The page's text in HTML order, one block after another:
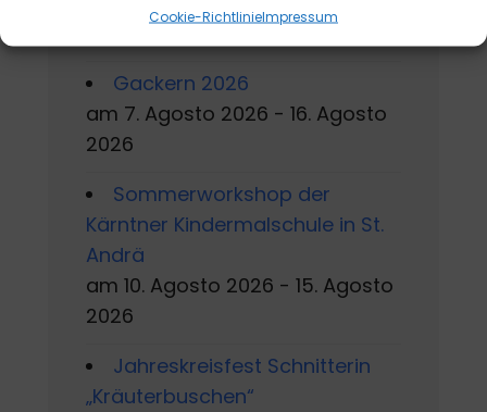
Cookie-RichtlinieImpressum
Gackern 2026
am 7. Agosto 2026 - 16. Agosto
2026
Sommerworkshop der
Kärntner Kindermalschule in St.
Andrä
am 10. Agosto 2026 - 15. Agosto
2026
Jahreskreisfest Schnitterin
„Kräuterbuschen“